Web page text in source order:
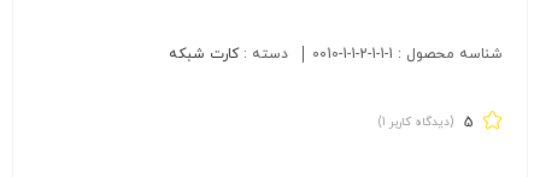
شناسه محصول : 0010-1-1-2-1-1-1 دسته :کارت شبکه
5 (دیدگاه کاربر 1
)